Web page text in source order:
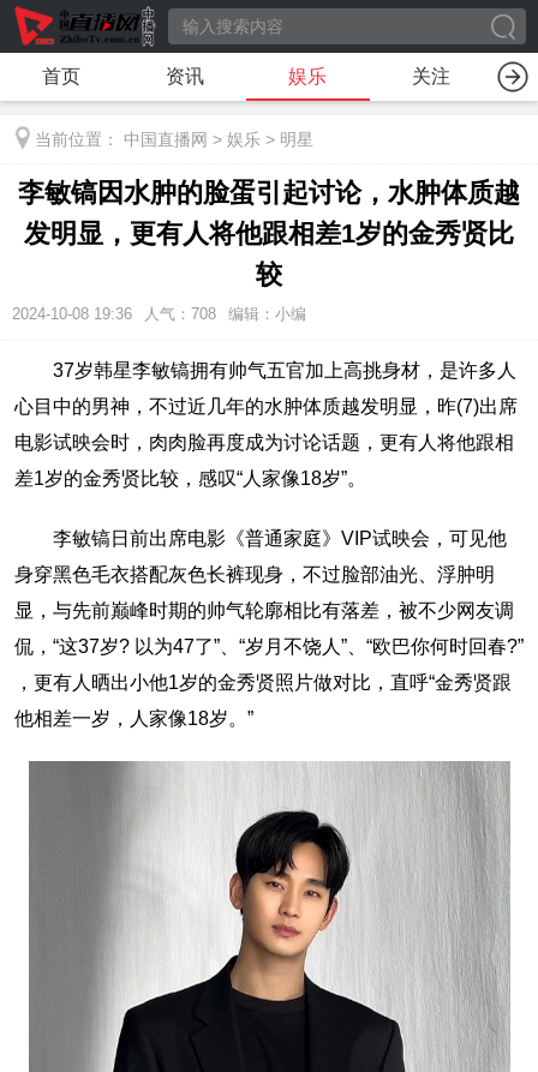
首页 资讯 娱乐 关注
当前位置： 中国直播网 > 娱乐 > 明星
李敏镐因水肿的脸蛋引起讨论，水肿体质越
发明显，更有人将他跟相差1岁的金秀贤比
较
2024-10-08 19:36 人气： 708 编辑：小编
37岁韩星李敏镐拥有帅气五官加上高挑身材，是许多人
心目中的男神，不过近几年的水肿体质越发明显，昨(7)出席
电影试映会时，肉肉脸再度成为讨论话题，更有人将他跟相
差1岁的金秀贤比较，感叹“人家像18岁”。
李敏镐日前出席电影《普通家庭》VIP试映会，可见他
身穿黑色毛衣搭配灰色长裤现身，不过脸部油光、浮肿明
显，与先前巅峰时期的帅气轮廓相比有落差，被不少网友调
侃，“这37岁? 以为47了”、“岁月不饶人”、“欧巴你何时回春?”
，更有人晒出小他1岁的金秀贤照片做对比，直呼“金秀贤跟
他相差一岁，人家像18岁。”